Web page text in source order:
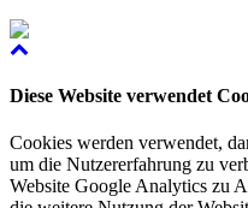
Diese Website verwendet
Cookies werden verwendet,
um die Nutzererfahrung zu
Website Google Analytics zu